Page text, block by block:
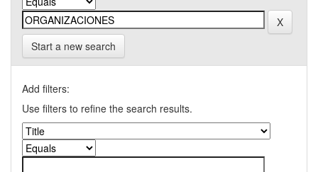
Start a new search
Add filters:
Use filters to refine the search results.